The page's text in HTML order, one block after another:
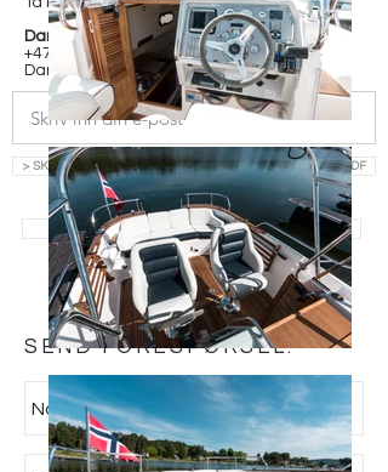
Daniel Ruud
+47 479 61 918
Daniel@h-y.no
> SKRIV INN EPOST OG LAST NED SALGSOPPGAVE SOM PDF
> SE ALLE BÅTER TIL SALGS
SEND FORESPØRSEL: